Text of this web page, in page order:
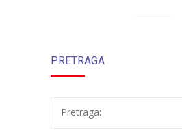
PRETRAGA
Pretraga: